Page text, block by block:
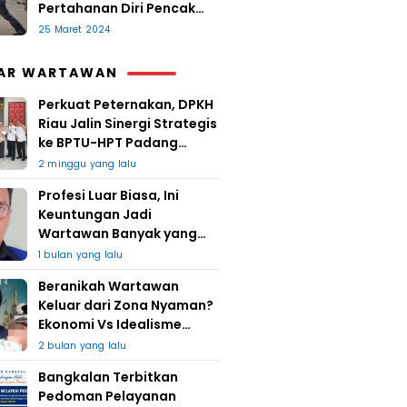
Pertahanan Diri Pencak
Sugesti
25 Maret 2024
WARTAWAN
Perkuat Peternakan, DPKH
Riau Jalin Sinergi Strategis
ke BPTU-HPT Padang
Mengatas
2 minggu yang lalu
Profesi Luar Biasa, Ini
Keuntungan Jadi
Wartawan Banyak yang
Takut
1 bulan yang lalu
Beranikah Wartawan
Keluar dari Zona Nyaman?
Ekonomi Vs Idealisme
Jurnalistik
2 bulan yang lalu
Bangkalan Terbitkan
Pedoman Pelayanan